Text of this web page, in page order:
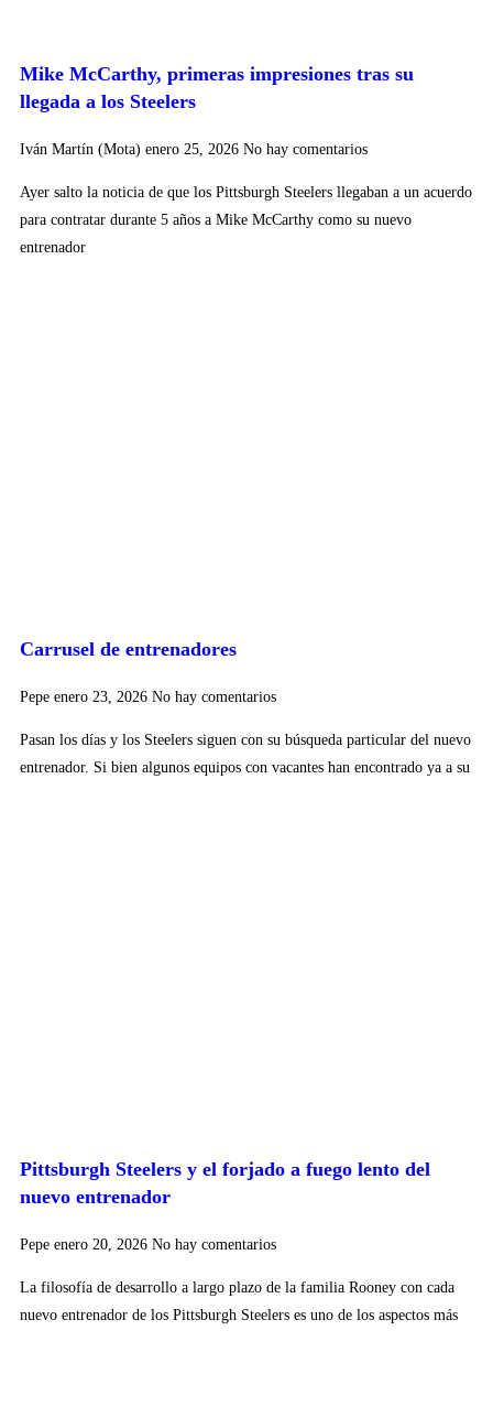
Mike McCarthy, primeras impresiones tras su
llegada a los Steelers
Iván Martín (Mota) enero 25, 2026 No hay comentarios
Ayer salto la noticia de que los Pittsburgh Steelers llegaban a un acuerdo
para contratar durante 5 años a Mike McCarthy como su nuevo
entrenador
Carrusel de entrenadores
Pepe enero 23, 2026 No hay comentarios
Pasan los días y los Steelers siguen con su búsqueda particular del nuevo
entrenador. Si bien algunos equipos con vacantes han encontrado ya a su
Pittsburgh Steelers y el forjado a fuego lento del
nuevo entrenador
Pepe enero 20, 2026 No hay comentarios
La filosofía de desarrollo a largo plazo de la familia Rooney con cada
nuevo entrenador de los Pittsburgh Steelers es uno de los aspectos más